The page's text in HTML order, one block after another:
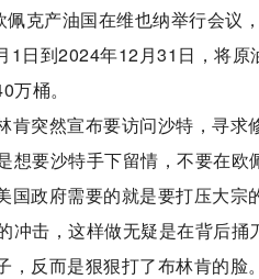
克产油国在维也纳举行会议
日到2024年12月31日，将
桶。
肯突然宣布要访问沙特，寻
要沙特手下留情，不要在欧
国政府需要的就是要打压大
击，这样做无疑是在背后捅
反而是狠狠打了布林肯的脸。